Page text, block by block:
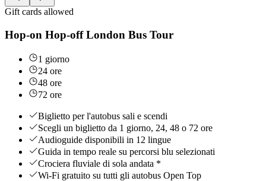
Gift cards allowed
Hop-on Hop-off London Bus Tour
1 giorno
24 ore
48 ore
72 ore
Biglietto per l'autobus sali e scendi
Scegli un biglietto da 1 giorno, 24, 48 o 72 ore
Audioguide disponibili in 12 lingue
Guida in tempo reale su percorsi blu selezionati
Crociera fluviale di sola andata *
Wi-Fi gratuito su tutti gli autobus Open Top